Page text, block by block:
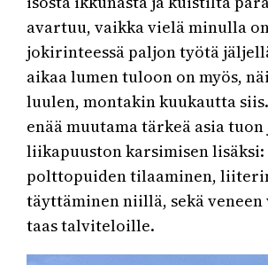
avartuu, vaikka vielä minulla
jokirinteessä paljon työtä
aikaa lumen tuloon on myös,
luulen, montakin kuukautta siis.
enää muutama tärkeä asia
liikapuuston karsimisen
polttopuiden tilaaminen,
täyttäminen niillä, sekä
taas talviteloille.